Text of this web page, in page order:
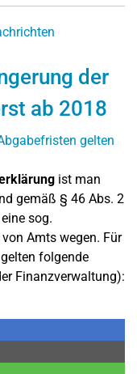
der
ab 2018
ist man
gemäß § 46 Abs. 2
sog.
Amts wegen. Für
folgende
Finanzverwaltung):